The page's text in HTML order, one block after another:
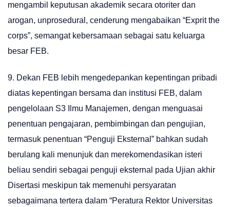
mengambil keputusan akademik secara otoriter dan
arogan, unprosedural, cenderung mengabaikan “Exprit the
corps”, semangat kebersamaan sebagai satu keluarga
besar FEB.
9. Dekan FEB lebih mengedepankan kepentingan pribadi
diatas kepentingan bersama dan institusi FEB, dalam
pengelolaan S3 Ilmu Manajemen, dengan menguasai
penentuan pengajaran, pembimbingan dan pengujian,
termasuk penentuan “Penguji Eksternal” bahkan sudah
berulang kali menunjuk dan merekomendasikan isteri
beliau sendiri sebagai penguji eksternal pada Ujian akhir
Disertasi meskipun tak memenuhi persyaratan
sebagaimana tertera dalam “Peratura Rektor Universitas